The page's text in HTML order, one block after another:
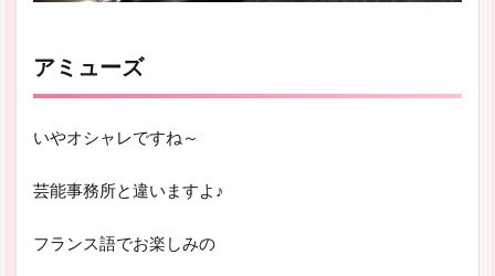
アミューズ
いやオシャレですね～
芸能事務所と違いますよ♪
フランス語でお楽しみの